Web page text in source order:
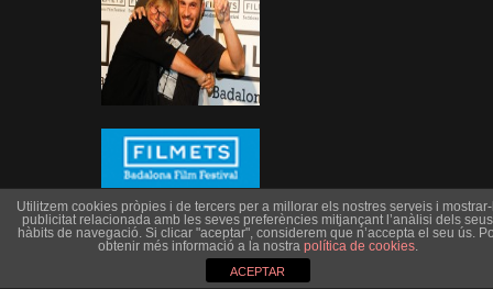
Utilitzem cookies pròpies i de tercers per a millorar els nostres serveis i
publicitat relacionada amb les seves preferències mitjançant l’anàlisi dels seus
hàbits de navegació. Si clicar "aceptar", considerem que n’accepta el seu ús.
obtenir més informació a la nostra política de cookies.
ACEPTAR